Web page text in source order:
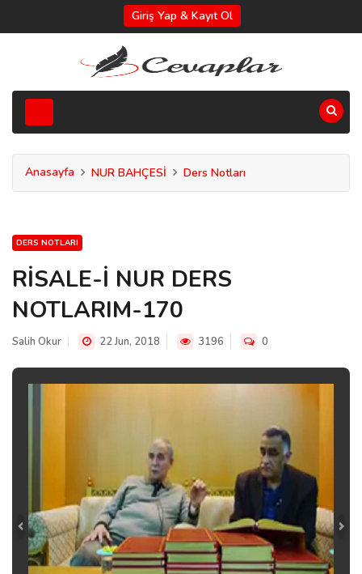
Giriş Yap & Kayıt Ol
Anasayfa NUR BAHÇESİ Ders Notları
DERS NOTLARI
RİSALE-İ NUR DERS
NOTLARIM-170
Salih Okur 22 Jun, 2018 3196 0